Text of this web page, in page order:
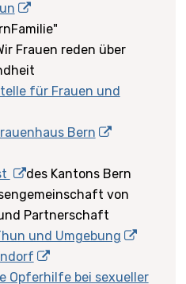
Frauen reden über
für Frauen und
Bern
des Kantons Bern
von
Partnerschaft
und Umgebung
Opferhilfe bei sexueller